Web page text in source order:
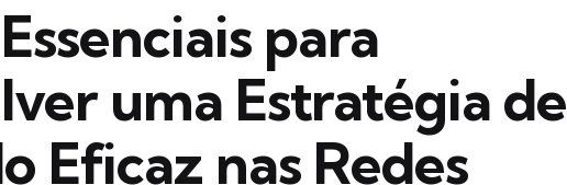
para
uma Estratégia de
Eficaz nas Redes